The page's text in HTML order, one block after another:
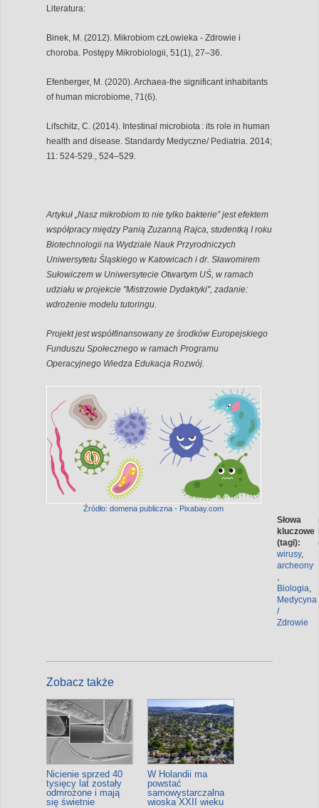
Literatura:
Binek, M. (2012). Mikrobiom czŁowieka - Zdrowie i
choroba. Postępy Mikrobiologii, 51(1), 27–36.
Efenberger, M. (2020). Archaea-the significant inhabitants
of human microbiome, 71(6).
Lifschitz, C. (2014). Intestinal microbiota : its role in human
health and disease. Standardy Medyczne/ Pediatria. 2014;
11: 524-529., 524–529.
Artykuł „Nasz mikrobiom to nie tylko bakterie” jest efektem
współpracy między Panią Zuzanną Rajca, studentką I roku
Biotechnologii na Wydziale Nauk Przyrodniczych
Uniwersytetu Śląskiego w Katowicach i dr. Sławomirem
Sułowiczem w Uniwersytecie Otwartym UŚ, w ramach
udziału w projekcie "Mistrzowie Dydaktyki", zadanie:
wdrożenie modelu tutoringu.
Projekt jest współfinansowany ze środków Europejskiego
Funduszu Społecznego w ramach Programu
Operacyjnego Wiedza Edukacja Rozwój.
Źródło: domena publiczna - Pixabay.com
Słowa
kluczowe
(tagi):
wirusy,
archeony
Biologia
Medycyna
/
Zdrowie
Zobacz także
Nicienie sprzed 40
tysięcy lat zostały
odmrożone i mają
się świetnie
W Holandii ma
powstać
samowystarczalna
wioska XXII wieku